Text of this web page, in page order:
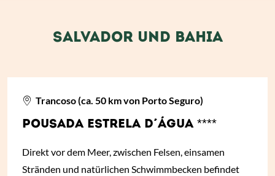
SALVADOR UND BAHIA
Trancoso (ca. 50 km von Porto Seguro)
POUSADA ESTRELA D´ÁGUA ****
Direkt vor dem Meer, zwischen Felsen, einsamen
Stränden und natürlichen Schwimmbecken befindet